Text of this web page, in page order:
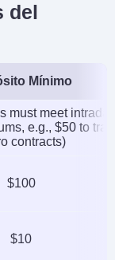
del
Mínimo
must meet intraday
e.g., $50 to
contracts)
$100
$10